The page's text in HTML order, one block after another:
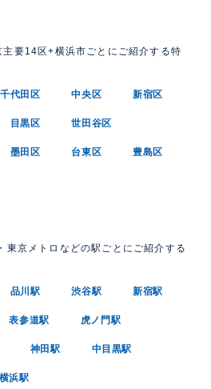
要14区+横浜市ごとにご紹介する特
千代田区 中央区 新宿区
目黒区 世田谷区
墨田区 台東区 豊島区
東京メトロなどの駅ごとにご紹介する
品川駅 渋谷駅 新宿駅
表参道駅 虎ノ門駅
神田駅 中目黒駅
横浜駅